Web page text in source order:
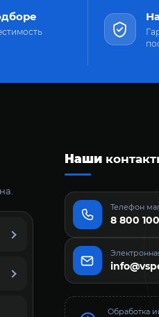
Наши
Телефон
8 800
Обработка